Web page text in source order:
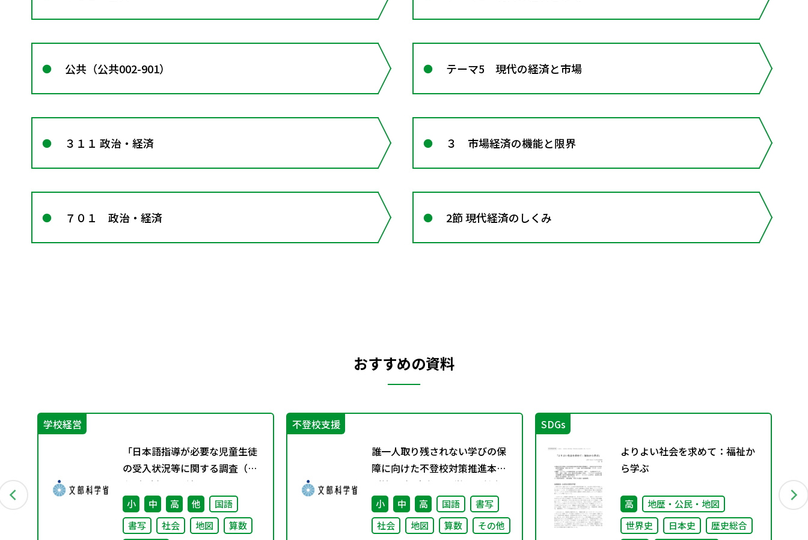
公共（公共002-901） テーマ5 現代の経済と市場
３１１ 政治・経済 ３ 市場経済の機能と限界
７０１ 政治・経済 2節 現代経済のしくみ
おすすめの資料
学校経営
「日本語指導が必要な児童生徒
の受入状況等に関する調査（令
和5年度）」の結果について
小 中 高 他
国語
書写
社会 地図
算数
不登校支援
誰一人取り残されない学びの保
障に向けた不登校対策推進本部
（第4回）安心して学べる魅力あ
る学校づくりの推進に向けた方
向性等について議論
小 中 高 国語
書写
社会
地図 算数 その他
SDGs
よりよい社会を求めて：福祉か
ら学ぶ
高
地歴・公民・地図
世界史
日本史
歴史総合